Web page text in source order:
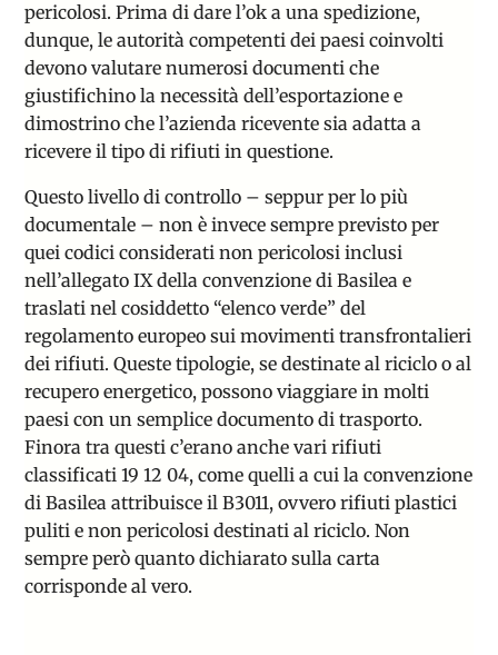
pericolosi. Prima di dare l’ok a una spedizione,
dunque, le autorità competenti dei paesi coinvolti
devono valutare numerosi documenti che
giustifichino la necessità dell’esportazione e
dimostrino che l’azienda ricevente sia adatta a
ricevere il tipo di rifiuti in questione.
Questo livello di controllo – seppur per lo più
documentale – non è invece sempre previsto per
quei codici considerati non pericolosi inclusi
nell’allegato IX della convenzione di Basilea e
traslati nel cosiddetto “elenco verde” del
regolamento europeo sui movimenti transfrontalieri
dei rifiuti. Queste tipologie, se destinate al riciclo o al
recupero energetico, possono viaggiare in molti
paesi con un semplice documento di trasporto.
Finora tra questi c’erano anche vari rifiuti
classificati 19 12 04, come quelli a cui la convenzione
di Basilea attribuisce il B3011, ovvero rifiuti plastici
puliti e non pericolosi destinati al riciclo. Non
sempre però quanto dichiarato sulla carta
corrisponde al vero.